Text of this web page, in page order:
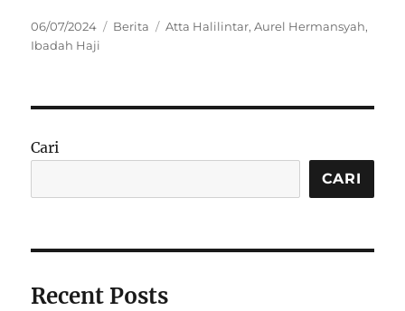
Posted
on
06/07/2024 Categories
Berita Tags
Atta Halilintar,Aurel Hermansyah,
Ibadah Haji
Cari
CARI
Recent Posts